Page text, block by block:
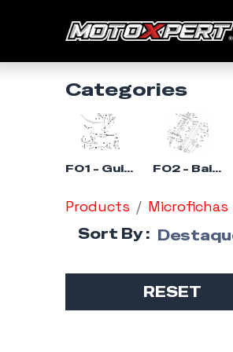
Categories
F01 - Guiador - Malaguti XTM 50 F02 - Bainha - Malaguti XTM 50
Products Microfichas
Sort By :
RESET